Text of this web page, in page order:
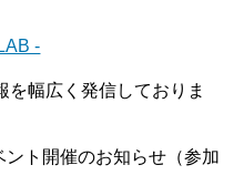
-
を幅広く発信しておりま
ト開催のお知らせ（参加